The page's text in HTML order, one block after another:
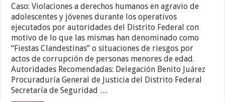
Caso: Violaciones a derechos humanos en agravio de
adolescentes y jóvenes durante los operativos
ejecutados por autoridades del Distrito Federal con
motivo de lo que las mismas han denominado como
“Fiestas Clandestinas” o situaciones de riesgos por
actos de corrupción de personas menores de edad.
Autoridades Recomendadas: Delegación Benito Juárez
Procuraduría General de Justicia del Distrito Federal
Secretaría de Seguridad …